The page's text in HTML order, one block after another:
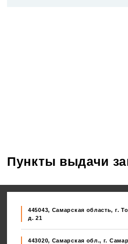
Пункты выдачи
445043, Самарская область, г.
д. 21
443020, Самарская обл., г.